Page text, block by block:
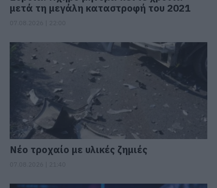
μετά τη μεγάλη καταστροφή του 2021
Νέο τροχαίο με υλικές ζημιές